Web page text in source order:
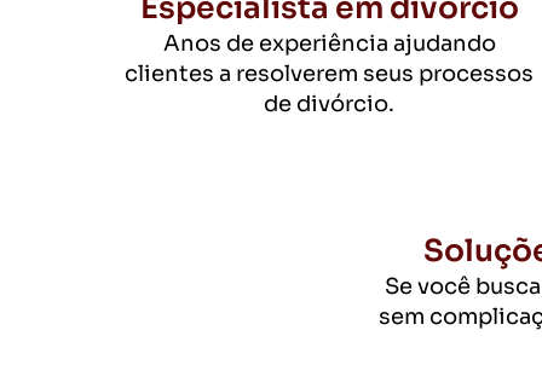
Especialista em divórcio
Anos de experiência ajudando
clientes a resolverem seus processos
de divórcio.
Se você
sem